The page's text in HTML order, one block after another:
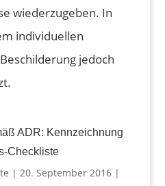
wiederzugeben. In
individuellen
jedoch
ADR: Kennzeichnung
Checkliste
| 20. September 2016|